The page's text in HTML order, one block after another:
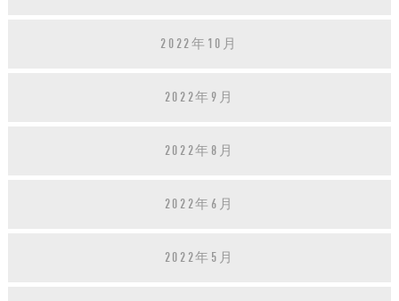
2022年10月
2022年9月
2022年8月
2022年6月
2022年5月